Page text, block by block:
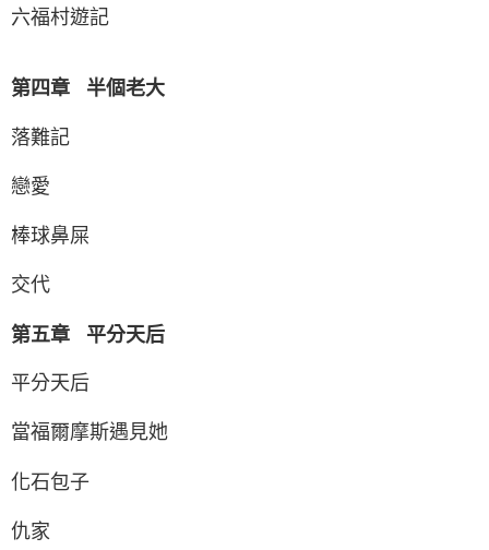
六福村遊記
第四章 半個老大
落難記
戀愛
棒球鼻屎
交代
第五章 平分天后
平分天后
當福爾摩斯遇見她
化石包子
仇家